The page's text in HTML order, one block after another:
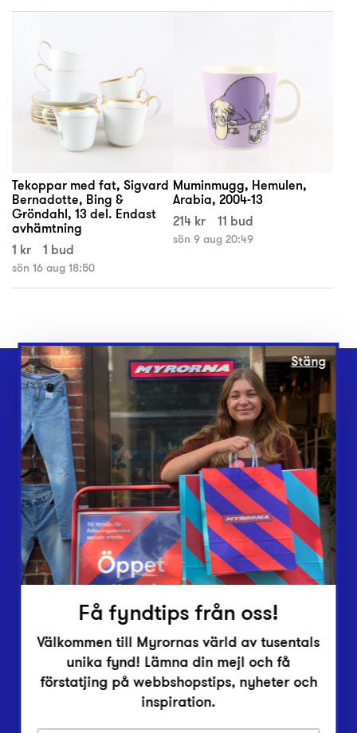
Tekoppar med fat, Sigvard
Bernadotte, Bing &
Gröndahl, 13 del. Endast
avhämtning
1 kr
1 bud
sön 16 aug 18:50
Muminmugg, Hemulen,
Arabia, 2004-13
214 kr
11 bud
sön 9 aug 20:49
Webbshop
Butiker
Lämna in
Vårt överskott
Inlämningsplatser
Om Myrorna
Lediga jobb
Pressrum
Stäng
Få fyndtips från oss!
Välkommen till Myrornas värld av tusentals
unika fynd! Lämna din mejl och få
förstatjing på webbshopstips, nyheter och
inspiration.